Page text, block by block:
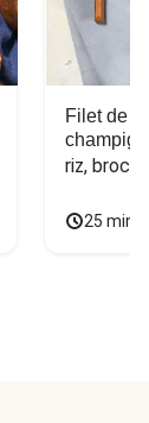
Filet de
riz,
25